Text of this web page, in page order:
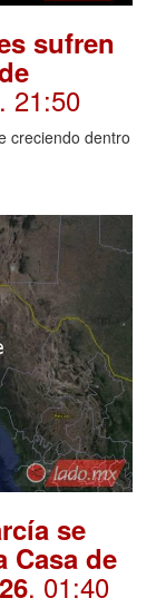
sufren
. 21:50
creciendo dentro
se
Casa de
. 01:40